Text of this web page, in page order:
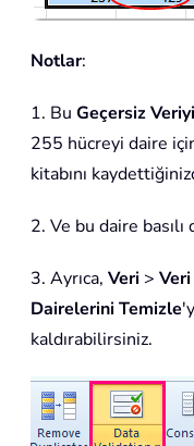
Notlar:
1. Bu Geçersiz
255 hücreyi daire
kitabını
2. Ve bu daire
3. Ayrıca, Veri >
Dairelerini Temizle
kaldırabilirsiniz.